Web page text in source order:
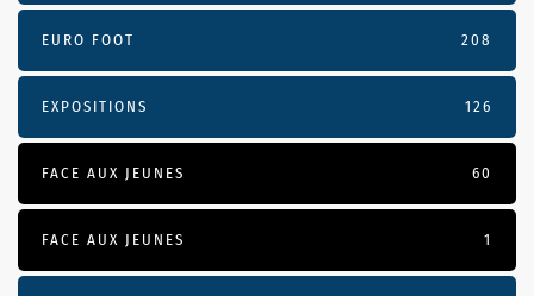
EURO FOOT 208
EXPOSITIONS 126
FACE AUX JEUNES 60
FACE AUX JEUNES 1